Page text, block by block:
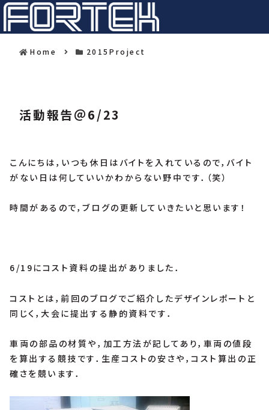
Home 2015Project
活動報告＠6/23
こんにちは，いつも休日はバイトを入れているので，バイト
がない日は何していいかわからない野中です．（笑）
時間があるので，ブログの更新していきたいと思います！
6/19にコスト資料の提出がありました．
コストとは，前回のブログでご紹介したデザインレポートと
同じく，大会に提出する静的資料です．
車両の部品の材質や，加工方法が記してあり，車両の値段
を算出する競技です．生産コストの安さや，コスト算出の正
確さを競います．